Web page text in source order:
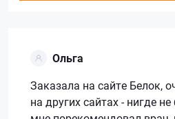
Ольга
Заказала на сайте Белок,
на других сайтах - нигде